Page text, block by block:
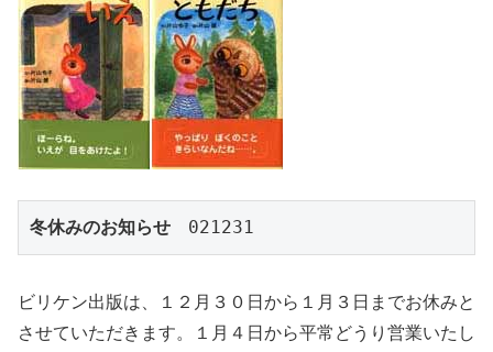
冬休みのお知らせ 021231
ビリケン出版は、１２月３０日から１月３日までお休みと
させていただきます。１月４日から平常どうり営業いたし